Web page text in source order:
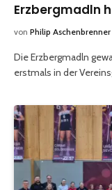
Erzbergmadln
von Philip Aschenbrenner
Die Erzbergmadln
erstmals in der